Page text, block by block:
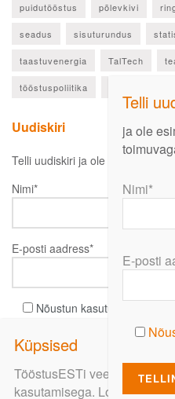
puidutööstus põlevkivi
seadus sisuturundus
taastuvenergia TalTech
tööstuspoliitika
Uudiskiri
Telli uudiskiri ja ole esimesena
Nimi*
E-posti aadress*
Nõustun kasutustingimustega
TööstusESTi veebi
kasutamisega. Loe lähemalt
ja ole
Nimi*
E-posti